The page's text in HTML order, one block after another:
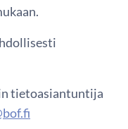
tietoasiantuntija